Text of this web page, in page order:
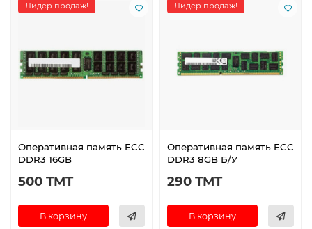
Лидер продаж!
Оперативная память ECC
DDR3 16GB
500 TMT
В корзину
Лидер продаж!
Оперативная память ECC
DDR3 8GB Б/У
290 TMT
В корзину